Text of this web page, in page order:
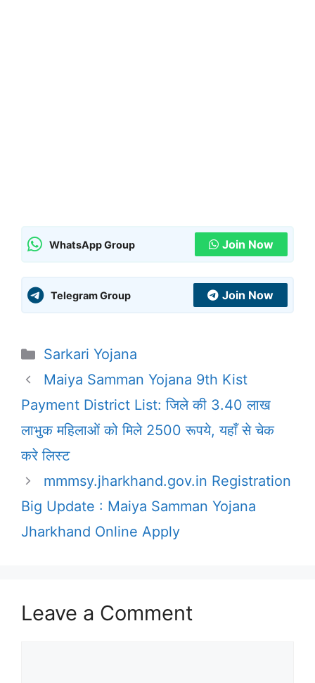
WhatsApp Group Join Now
Telegram Group Join Now
Categories
Sarkari Yojana
Maiya Samman Yojana 9th Kist
Payment District List: जिले की 3.40 लाख
लाभुक महिलाओं को मिले 2500 रूपये, यहाँ से चेक
करे लिस्ट
mmmsy.jharkhand.gov.in Registration
Big Update : Maiya Samman Yojana
Jharkhand Online Apply
Leave a Comment